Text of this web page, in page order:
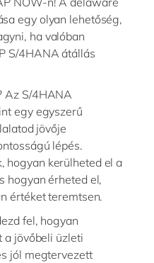
egy olyan lehetőség,
ha valóban
S/4HANA átállás
Az S/4HANA
egy egyszerű
jövője
lépés.
hogyan kerülheted el a
hogyan érheted el,
értéket teremtsen.
fel, hogyan
a jövőbeli üzleti
jól megtervezett